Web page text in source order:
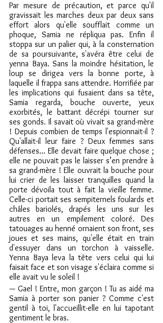
Par mesure de précaution, et parce qu'il
gravissait les marches deux par deux sans
effort alors qu'elle soufflait comme un
phoque, Samia ne répliqua pas. Enfin il
stoppa sur un palier qui, à la consternation
de sa poursuivante, s'avéra être celui de
yenna Baya. Sans la moindre hésitation, le
loup se dirigea vers la bonne porte, à
laquelle il frappa sans attendre. Horrifiée par
les implications qui fusaient dans sa tête,
Samia regarda, bouche ouverte, yeux
exorbités, le battant décrépi tourner sur
ses gonds. Il savait où vivait sa grand-mère
! Depuis combien de temps l'espionnait-il ?
Qu'allait-il leur faire ? Deux femmes sans
défenses… Elle devait faire quelque chose ;
elle ne pouvait pas le laisser s’en prendre à
sa grand-mère ! Elle ouvrait la bouche pour
lui crier de les laisser tranquilles quand la
porte dévoila tout à fait la vieille femme.
Celle-ci portait ses sempiternels foulards et
châles bariolés, drapés les uns sur les
autres en un empilement coloré. Des
tatouages au henné ornaient son front, ses
joues et ses mains, qu'elle était en train
d'essuyer dans un torchon à vaisselle.
Yenna Baya leva la tête vers celui qui lui
faisait face et son visage s'éclaira comme si
elle avait vu le soleil !
— Gael ! Entre, mon garçon ! Tu as aidé ma
Samia à porter son panier ? Comme c'est
gentil à toi, l'accueillit-elle en lui tapotant
gentiment le bras.